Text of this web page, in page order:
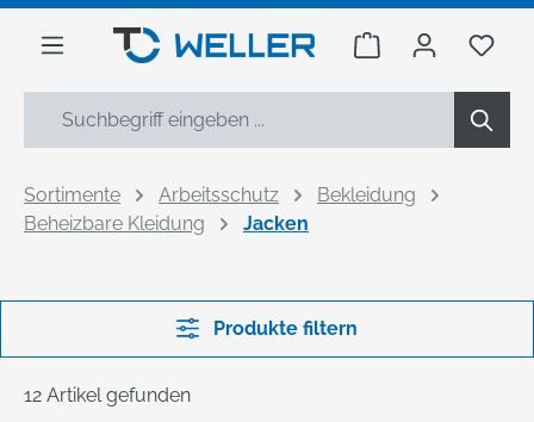
springen
Warenkorb Du
Sortimente Arbeitsschutz
Bekleidung
Beheizbare Kleidung
Jacken
Produkte filtern
12 Artikel gefunden